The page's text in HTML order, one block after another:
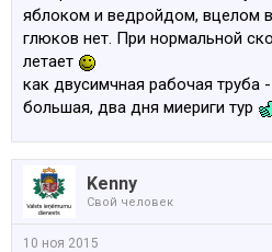
яблоком и ведройдом, вцелом
глюков нет. При нормальной
летает
как двусимчная рабочая труба
большая, два дня миериги тур
Kenny
Свой человек
10 ноя 2015